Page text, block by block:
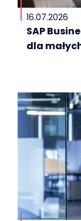
16.07.2026
SAP
dla